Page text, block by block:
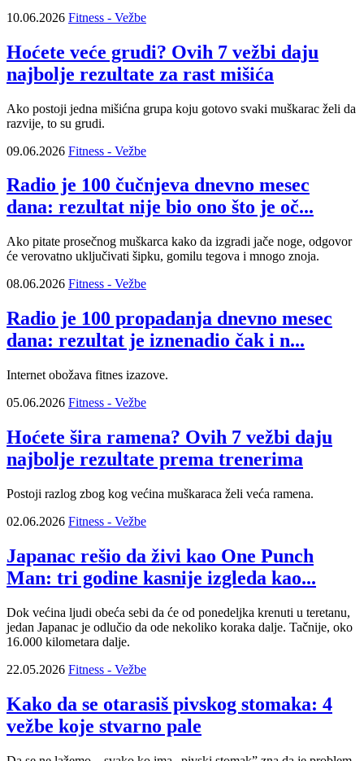
10.06.2026 Fitness - Vežbe
Hoćete veće grudi? Ovih 7 vežbi daju
najbolje rezultate za rast mišića
Ako postoji jedna mišićna grupa koju gotovo svaki muškarac želi da
razvije, to su grudi.
09.06.2026 Fitness - Vežbe
Radio je 100 čučnjeva dnevno mesec
dana: rezultat nije bio ono što je oč...
Ako pitate prosečnog muškarca kako da izgradi jače noge, odgovor
će verovatno uključivati šipku, gomilu tegova i mnogo znoja.
08.06.2026 Fitness - Vežbe
Radio je 100 propadanja dnevno mesec
dana: rezultat je iznenadio čak i n...
Internet obožava fitnes izazove.
05.06.2026 Fitness - Vežbe
Hoćete šira ramena? Ovih 7 vežbi daju
najbolje rezultate prema trenerima
Postoji razlog zbog kog većina muškaraca želi veća ramena.
02.06.2026 Fitness - Vežbe
Japanac rešio da živi kao One Punch
Man: tri godine kasnije izgleda kao...
Dok većina ljudi obeća sebi da će od ponedeljka krenuti u teretanu,
jedan Japanac je odlučio da ode nekoliko koraka dalje. Tačnije, oko
16.000 kilometara dalje.
22.05.2026 Fitness - Vežbe
Kako da se otarasiš pivskog stomaka: 4
vežbe koje stvarno pale